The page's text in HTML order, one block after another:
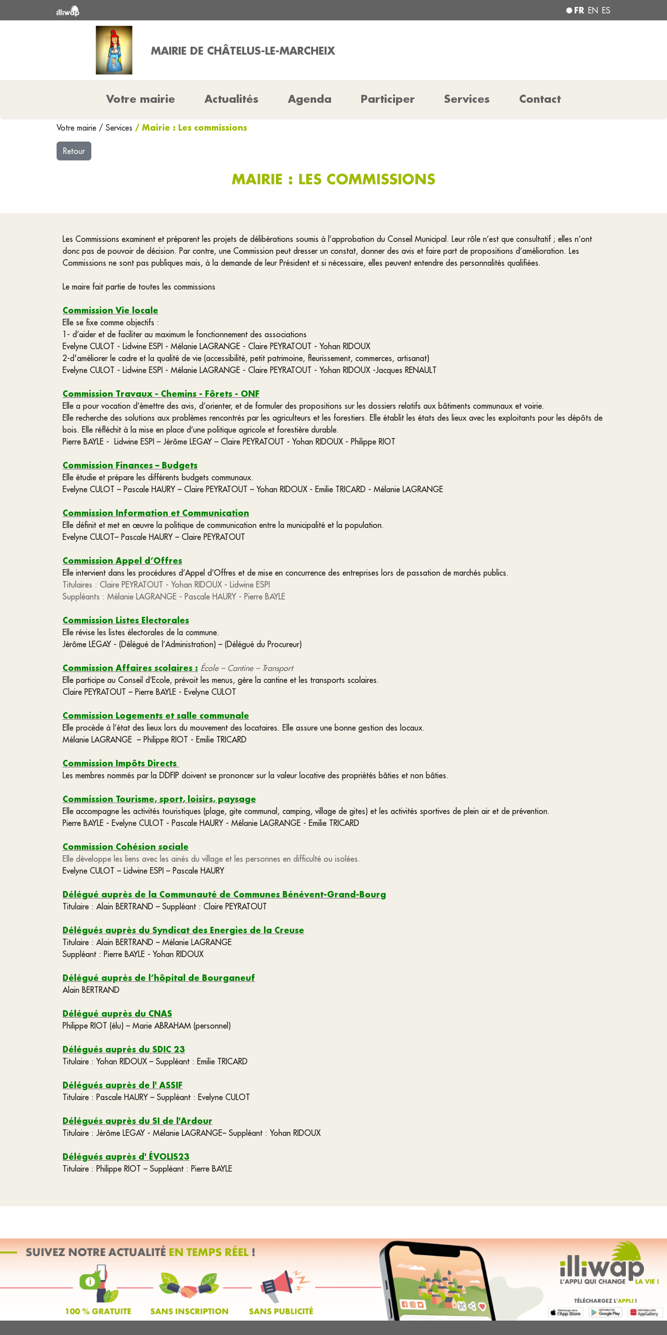
FR EN ES
MAIRIE DE CHÂTELUS-LE-MARCHEIX
Votre mairie Actualités Agenda Participer Services Contact
Votre mairie / Services / Mairie : Les commissions
Retour
MAIRIE : LES COMMISSIONS
Les Commissions examinent et préparent les projets de délibérations soumis à l’approbation du Conseil Municipal. Leur rôle n’est que consultatif ; elles n’ont
donc pas de pouvoir de décision. Par contre, une Commission peut dresser un constat, donner des avis et faire part de propositions d’amélioration. Les
Commissions ne sont pas publiques mais, à la demande de leur Président et si nécessaire, elles peuvent entendre des personnalités qualifiées.
Le maire fait partie de toutes les commissions
Commission Vie locale
Elle se fixe comme objectifs :
1- d’aider et de faciliter au maximum le fonctionnement des associations
Evelyne CULOT - Lidwine ESPI - Mélanie LAGRANGE - Claire PEYRATOUT - Yohan RIDOUX
2-d'améliorer le cadre et la qualité de vie (accessibilité, petit patrimoine, fleurissement, commerces, artisanat)
Evelyne CULOT - Lidwine ESPI - Mélanie LAGRANGE - Claire PEYRATOUT - Yohan RIDOUX -Jacques RENAULT
Commission Travaux - Chemins - Fôrets - ONF
Elle a pour vocation d’émettre des avis, d’orienter, et de formuler des propositions sur les dossiers relatifs aux bâtiments communaux et voirie.
Elle recherche des solutions aux problèmes rencontrés par les agriculteurs et les forestiers. Elle établit les états des lieux avec les exploitants pour les dépôts de
bois. Elle réfléchit à la mise en place d’une politique agricole et forestière durable.
Pierre BAYLE - Lidwine ESPI – Jérôme LEGAY – Claire PEYRATOUT - Yohan RIDOUX - Philippe RIOT
Commission Finances – Budgets
Elle étudie et prépare les différents budgets communaux.
Evelyne CULOT – Pascale HAURY – Claire PEYRATOUT – Yohan RIDOUX - Emilie TRICARD - Mélanie LAGRANGE
Commission Information et Communication
Elle définit et met en œuvre la politique de communication entre la municipalité et la population.
Evelyne CULOT– Pascale HAURY – Claire PEYRATOUT
Commission Appel d’Offres
Elle intervient dans les procédures d’Appel d’Offres et de mise en concurrence des entreprises lors de passation de marchés publics.
Titulaires : Claire PEYRATOUT - Yohan RIDOUX - Lidwine ESPI
Suppléants : Mélanie LAGRANGE - Pascale HAURY - Pierre BAYLE
Commission Listes Electorales
Elle révise les listes électorales de la commune.
Jérôme LEGAY - (Délégué de l’Administration) – (Délégué du Procureur)
Commission Affaires scolaires : École – Cantine – Transport
Elle participe au Conseil d’Ecole, prévoit les menus, gère la cantine et les transports scolaires.
Claire PEYRATOUT – Pierre BAYLE - Evelyne CULOT
Commission Logements et salle communale
Elle procède à l’état des lieux lors du mouvement des locataires. Elle assure une bonne gestion des locaux.
Mélanie LAGRANGE – Philippe RIOT - Emilie TRICARD
Commission Impôts Directs
Les membres nommés par la DDFIP doivent se prononcer sur la valeur locative des propriétés bâties et non bâties.
Commission Tourisme, sport, loisirs, paysage
Elle accompagne les activités touristiques (plage, gite communal, camping, village de gites) et les activités sportives de plein air et de prévention.
Pierre BAYLE - Evelyne CULOT - Pascale HAURY - Mélanie LAGRANGE - Emilie TRICARD
Commission Cohésion sociale
Elle développe les liens avec les ainés du village et les personnes en difficulté ou isolées.
Evelyne CULOT – Lidwine ESPI – Pascale HAURY
Délégué auprès de la Communauté de Communes Bénévent-Grand-Bourg
Titulaire : Alain BERTRAND – Suppléant : Claire PEYRATOUT
Délégués auprès du Syndicat des Energies de la Creuse
Titulaire : Alain BERTRAND – Mélanie LAGRANGE
Suppléant : Pierre BAYLE - Yohan RIDOUX
Délégué auprès de l’hôpital de Bourganeuf
Alain BERTRAND
Délégué auprès du CNAS
Philippe RIOT (élu) – Marie ABRAHAM (personnel)
Délégués auprès du SDIC 23
Titulaire : Yohan RIDOUX – Suppléant : Emilie TRICARD
Délégués auprès de l' ASSIF
Titulaire : Pascale HAURY – Suppléant : Evelyne CULOT
Délégués auprès du SI de l'Ardour
Titulaire : Jérôme LEGAY - Mélanie LAGRANGE– Suppléant : Yohan RIDOUX
Délégués auprès d' ÉVOLIS23
Titulaire : Philippe RIOT – Suppléant : Pierre BAYLE